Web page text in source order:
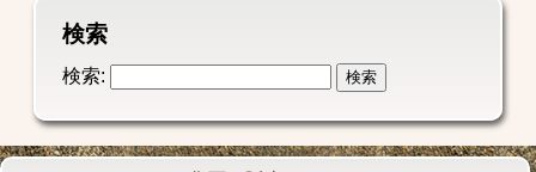
検索
検索: